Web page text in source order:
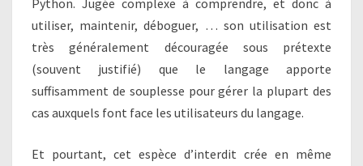
Python. Jugée complexe à comprendre, et donc à
utiliser, maintenir, déboguer, … son utilisation est
très généralement découragée sous prétexte
(souvent justifié) que le langage apporte
suffisamment de souplesse pour gérer la plupart des
cas auxquels font face les utilisateurs du langage.
Et pourtant, cet espèce d’interdit crée en même